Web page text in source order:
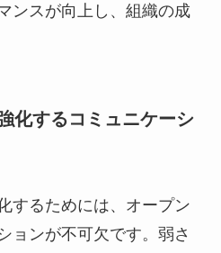
ンスが向上し、組織の成
化するコミュニケーシ
するためには、オープン
ョンが不可欠です。弱さ